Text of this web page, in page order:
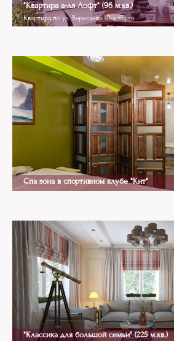
"Квартира а-ля Лофт" (96 м.кв.)
Квартира по ул. Вересаева 10-а, г.Тула
Спа зона в спортивном клубе "Кит"
"Классика для большой семьи" (225 м.кв.)